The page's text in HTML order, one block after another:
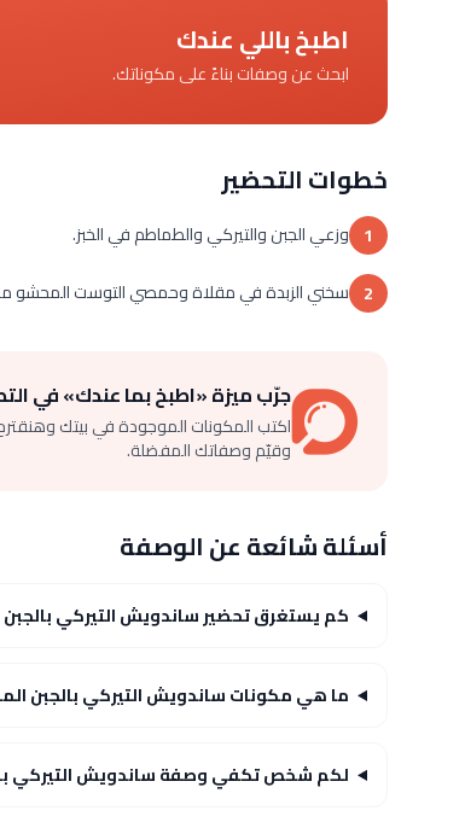
اطبخ باللي عندك
ابحث عن وصفات بناءً على مكوناتك.
خطوات التحضير
1 وزعي الجبن والتيركي والطماطم في الخبز.
2 سخني الزبدة في مقلاة وحمصي التوست المحشو
جرّب ميزة «اطبخ بما عندك» في
اكتب المكونات الموجودة في بيتك
وقيّم وصفاتك المفضلة.
أسئلة شائعة عن الوصفة
كم يستغرق تحضير ساندويش التيركي
ما هي مكونات ساندويش التيركي بالجبن
لكم شخص تكفي وصفة ساندويش التيركي